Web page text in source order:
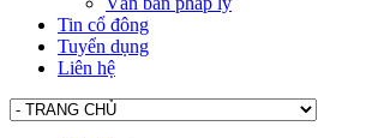
Tin cổ đông
Tuyển dụng
Liên hệ